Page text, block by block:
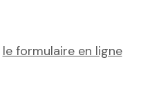
le formulaire en ligne